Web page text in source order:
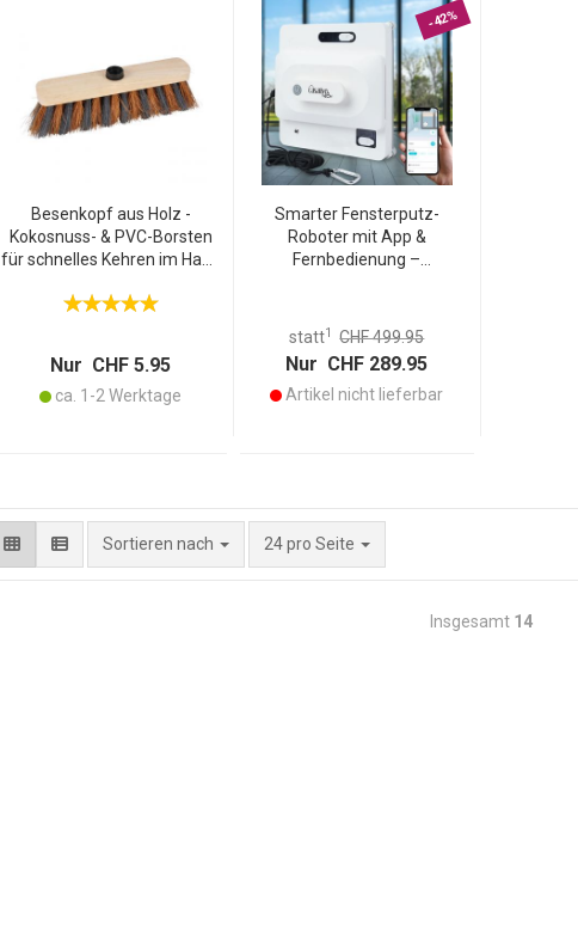
Besenkopf aus Holz -
Kokosnuss- & PVC-Borsten
für schnelles Kehren im Haus
Ideal für trockenen & groben
Nur CHF 5.95
ca. 1-2 Werktage
-42%
Smarter Fensterputz-
Roboter mit App &
Fernbedienung –
streifenfreie Sauberkeit,
Pads
statt1 CHF 499.95
Nur CHF 289.95
Artikel nicht lieferbar
Sortieren nach 24 pro Seite
Insgesamt 14